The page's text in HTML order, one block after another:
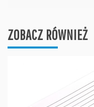
ZOBACZ RÓWNIEŻ